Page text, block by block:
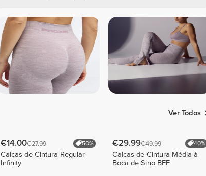
Ver Todos
€14.00€27.99 50%
Calças de Cintura Regular
Infinity
€29.99€49.99 40%
Calças de Cintura Média à
Boca de Sino BFF